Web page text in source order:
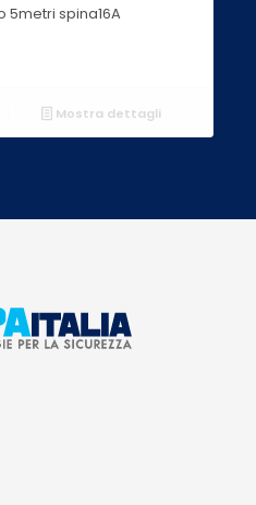
5metri spina16A
Mostra dettagli